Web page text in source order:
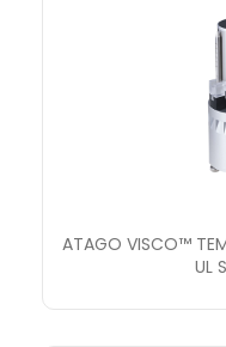
ATAGO VISCO™
UL